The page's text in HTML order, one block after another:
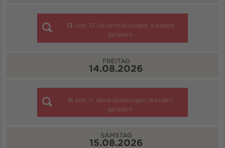
13 von 13 Veranstaltungen werden
geladen
FREITAG
14.08.2026
11 von 11 Veranstaltungen werden
geladen
SAMSTAG
15.08.2026